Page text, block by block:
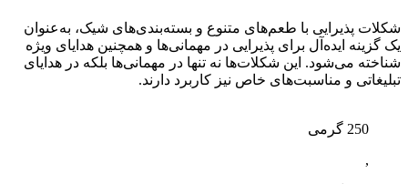
شکلات پذیرایی با طعم‌های متنوع و بسته‌بندی‌های شیک، به‌عنوان
یک گزینه ایده‌آل برای پذیرایی در مهمانی‌ها و همچنین هدایای ویژه
شناخته می‌شود. این شکلات‌ها نه تنها در مهمانی‌ها بلکه در هدایای
تبلیغاتی و مناسبت‌های خاص نیز کاربرد دارند.
250 گرمی
,